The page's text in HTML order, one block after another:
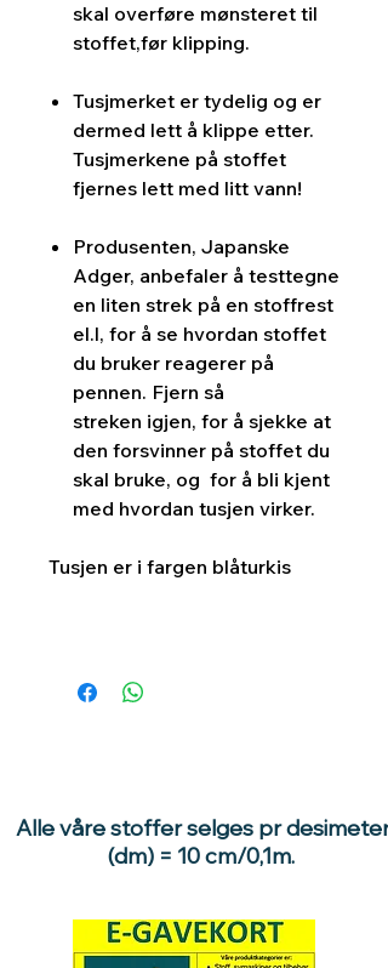
skal overføre mønsteret til
stoffet,før klipping.
Tusjmerket er tydelig og er
dermed lett å klippe etter.
Tusjmerkene på stoffet
fjernes lett med litt vann!
Produsenten, Japanske
Adger, anbefaler å testtegne
en liten strek på en stoffrest
el.l, for å se hvordan stoffet
du bruker reagerer på
pennen. Fjern så
streken igjen, for å sjekke at
den forsvinner på stoffet du
skal bruke, og for å bli kjent
med hvordan tusjen virker.
Tusjen er i fargen blåturkis
Alle våre stoffer selges pr desimeter
(dm) = 10 cm/0,1m.